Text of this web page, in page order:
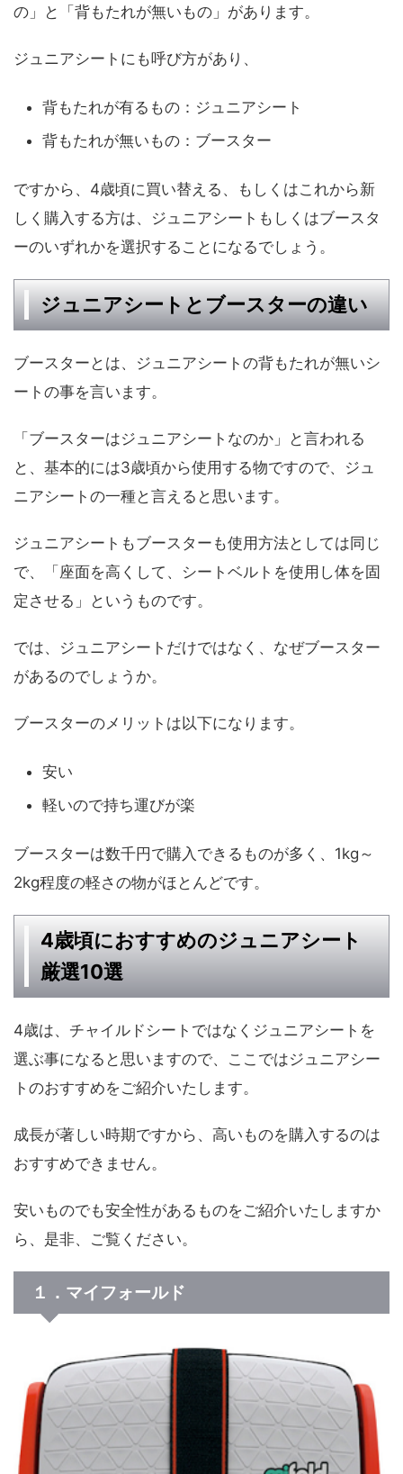
の」と「背もたれが無いもの」があります。
ジュニアシートにも呼び方があり、
背もたれが有るもの：ジュニアシート
背もたれが無いもの：ブースター
ですから、4歳頃に買い替える、もしくはこれから新
しく購入する方は、ジュニアシートもしくはブースタ
ーのいずれかを選択することになるでしょう。
ジュニアシートとブースターの違い
ブースターとは、ジュニアシートの背もたれが無いシ
ートの事を言います。
「ブースターはジュニアシートなのか」と言われる
と、基本的には3歳頃から使用する物ですので、ジュ
ニアシートの一種と言えると思います。
ジュニアシートもブースターも使用方法としては同じ
で、「座面を高くして、シートベルトを使用し体を固
定させる」というものです。
では、ジュニアシートだけではなく、なぜブースター
があるのでしょうか。
ブースターのメリットは以下になります。
安い
軽いので持ち運びが楽
ブースターは数千円で購入できるものが多く、1kg～
2kg程度の軽さの物がほとんどです。
4歳頃におすすめのジュニアシート
厳選10選
4歳は、チャイルドシートではなくジュニアシートを
選ぶ事になると思いますので、ここではジュニアシー
トのおすすめをご紹介いたします。
成長が著しい時期ですから、高いものを購入するのは
おすすめできません。
安いものでも安全性があるものをご紹介いたしますか
ら、是非、ご覧ください。
１．マイフォールド